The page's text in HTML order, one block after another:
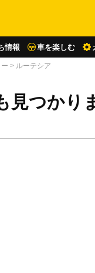
情報 車を楽しむ
> ルーテシア
見つかり